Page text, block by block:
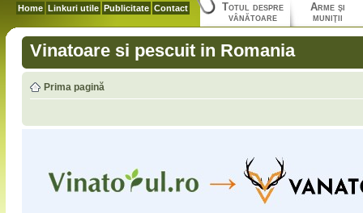
Home Linkuri utile Publicitate Contact
Totul despre
vânătoare
Arme şi
muniţii
Vinatoare si pescuit in Romania
Prima pagină